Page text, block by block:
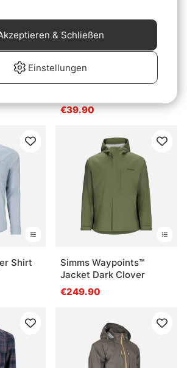
Matte
Howler Bros Mono
Heather
€39.90
Shirt
Simms Waypoints™
Jacket Dark Clover
€249.90
Einstellungen
& Schließen